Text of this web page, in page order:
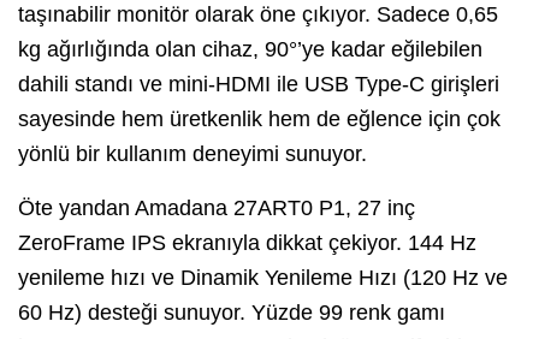
taşınabilir monitör olarak öne çıkıyor. Sadece 0,65
kg ağırlığında olan cihaz, 90°’ye kadar eğilebilen
dahili standı ve mini-HDMI ile USB Type-C girişleri
sayesinde hem üretkenlik hem de eğlence için çok
yönlü bir kullanım deneyimi sunuyor.
Öte yandan Amadana 27ART0 P1, 27 inç
ZeroFrame IPS ekranıyla dikkat çekiyor. 144 Hz
yenileme hızı ve Dinamik Yenileme Hızı (120 Hz ve
60 Hz) desteği sunuyor. Yüzde 99 renk gamı